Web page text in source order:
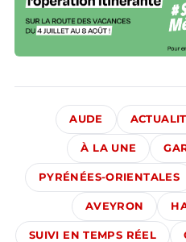
AUDE
À LA UNE
PYRÉNÉES-ORIENTALES
AVEYRON
SUIVI EN TEMPS RÉEL